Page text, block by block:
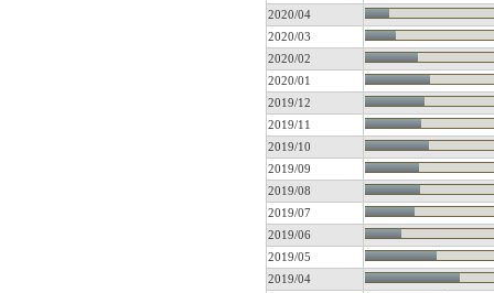
2020/04
2020/03
2020/02
2020/01
2019/12
2019/11
2019/10
2019/09
2019/08
2019/07
2019/06
2019/05
2019/04